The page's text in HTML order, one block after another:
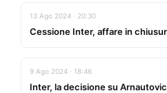
13 Ago 2024 · 20:30
Cessione Inter, affare in
9 Ago 2024 · 18:46
Inter, la decisione su